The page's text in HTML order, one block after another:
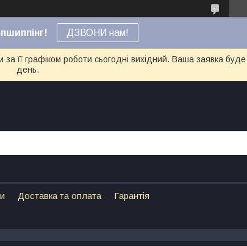
ДЗВОНИ нам!
її графіком роботи сьогодні вихідний. Ваша заявка
день.
Доставка та оплата Гарантія